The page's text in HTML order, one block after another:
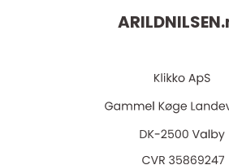
ARILDNILSEN.